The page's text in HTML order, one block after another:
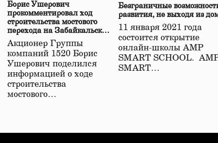
Борис Ушерович
прокомментировал ход
строительства мостового
перехода на Забайкальской
железной дороге
Акционер Группы
компаний 1520 Борис
Ушерович поделился
информацией о ходе
строительства
мостового…
Безграничные
развития, не выходя из
11 января 2021 года
состоится открытие
онлайн-школы АМР
SMART SCHOOL.
SMART…